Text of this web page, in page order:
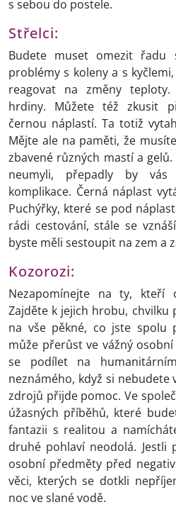
s sebou do postele.
Střelci:
Budete muset omezit řadu
problémy s koleny a s
reagovat na změny
hrdiny. Můžete též zkusit
černou náplastí. Ta totiž
Mějte ale na paměti, že
zbavené různých mastí a
neumyli, přepadly by
komplikace. Černá náplast
Puchýřky, které se pod
rádi cestování, stále se
byste měli sestoupit na zem a
Kozorozi:
Nezapomínejte na ty, kteří
Zajděte k jejich hrobu, chvilku
na vše pěkné, co jste spolu
může přerůst ve vážný
se podílet na
neznámého, když si nebudete
zdrojů přijde pomoc. Ve
úžasných příběhů, které
fantazii s realitou a
druhé pohlaví neodolá. Jestli
osobní předměty před
věci, kterých se dotkli
noc ve slané vodě.